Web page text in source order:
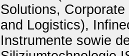
Solutions,
and Logistics),
Instrumente sowie